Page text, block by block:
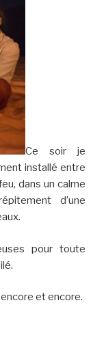
Ce soir je
installé entre
dans un calme
d’une
pour toute
encore et encore.